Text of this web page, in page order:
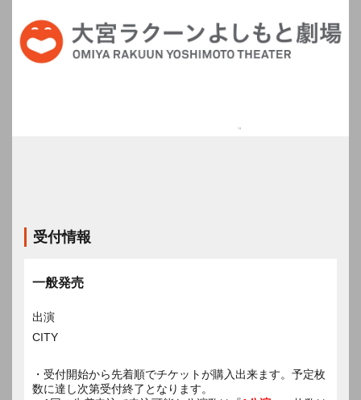
受付情報
一般発売
出演
CITY
・受付開始から先着順でチケットが購入出来ます。予定枚
数に達し次第受付終了となります。